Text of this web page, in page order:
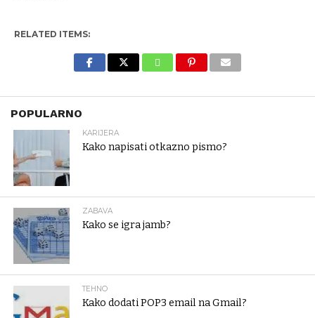
RELATED ITEMS:
POPULARNO
KARIJERA
Kako napisati otkazno pismo?
ZABAVA
Kako se igra jamb?
TEHNO
Kako dodati POP3 email na Gmail?